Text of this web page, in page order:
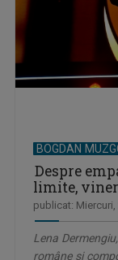
BOGDAN
Despre
limite,
publicat:
Lena
române şi